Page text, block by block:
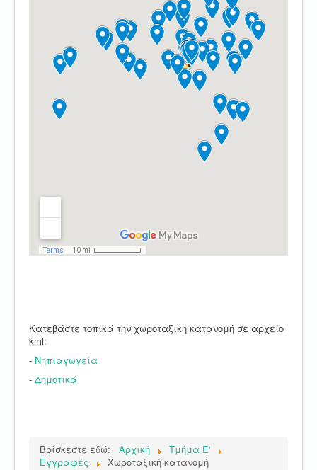
Κατεβάστε τοπικά την χωροταξική κατανομή σε αρχείο
kml:
- Νηπιαγωγεία
- Δημοτικά
Βρίσκεστε εδώ: Αρχική
Τμήμα E'
Εγγραφές
Χωροταξική κατανομή